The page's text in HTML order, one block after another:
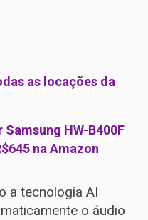
as locações da
HW-B400F
na Amazon
a tecnologia AI
o áudio